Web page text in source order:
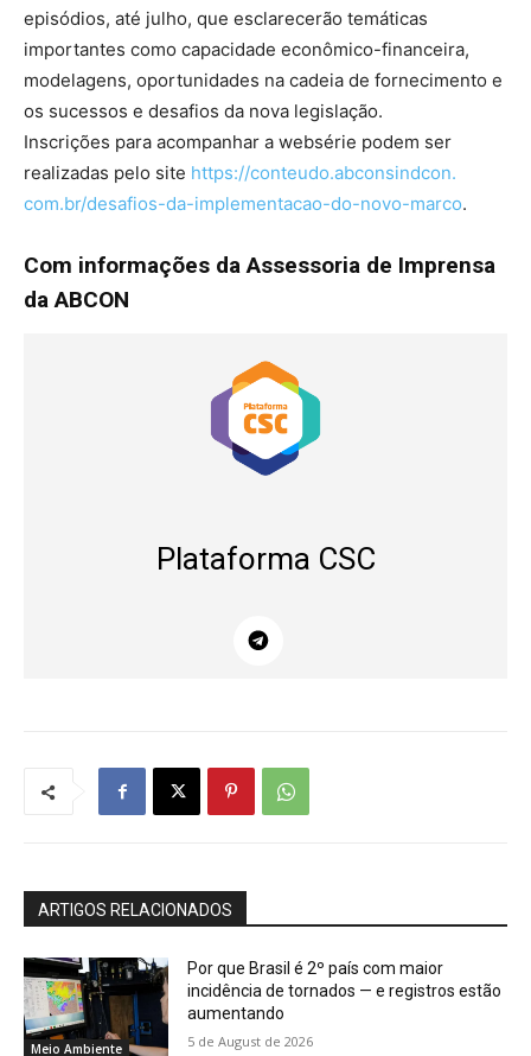
episódios, até julho, que esclarecerão temáticas
importantes como capacidade econômico-financeira,
modelagens, oportunidades na cadeia de fornecimento e
os sucessos e desafios da nova legislação.
Inscrições para acompanhar a websérie podem ser
realizadas pelo site https://conteudo.abconsindcon.
com.br/desafios-da-implementacao-do-novo-marco.
Com informações da Assessoria de Imprensa
da ABCON
Plataforma CSC
ARTIGOS RELACIONADOS
Meio Ambiente
Por que Brasil é 2º país com maior
incidência de tornados — e registros estão
aumentando
5 de August de 2026